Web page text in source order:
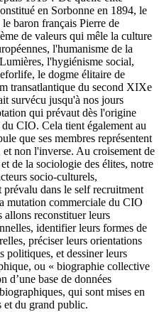
en Sorbonne en 1894, le
baron français Pierre de
de valeurs qui mêle la culture
l'humanisme de la
l'hygiénisme social,
le dogme élitaire de
transatlantique du second XIXe
survécu jusqu'à nos jours
qui prévaut dès l'origine
CIO. Cela tient également au
que ses membres représentent
non l'inverse. Au croisement de
de la sociologie des élites, notre
socio-culturels,
dans le self recruitment
mutation commerciale du CIO
allons reconstituer leurs
identifier leurs formes de
préciser leurs orientations
politiques, et dessiner leurs
ou « biographie collective
d’une base de données
qui sont mises en
et du grand public.